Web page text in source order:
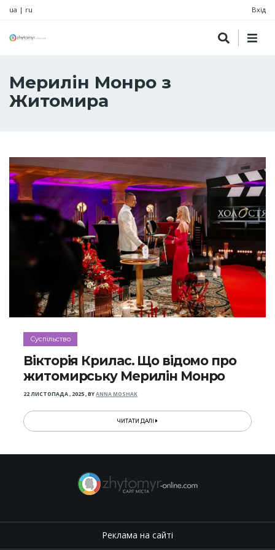
ua | ru Вхід
Мерилін Монро з
Житомира
Суспільство
Вікторія Крилас. Що відомо про
житомирську Мерилін Монро
22 ЛИСТОПАДА , 2025,BYANNA MOSHAK
ЧИТАТИ ДАЛІ
Реклама на сайті